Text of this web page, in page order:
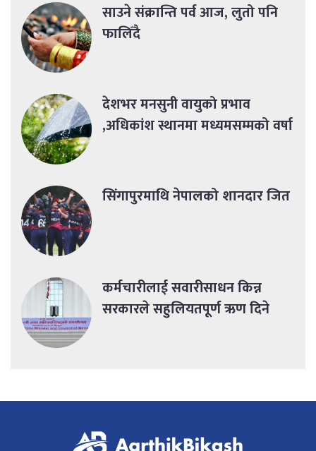
साउने संक्रान्ति पर्व आज, लुतो पनि
फालिँदै
देशभर मनसुनी वायुको प्रभाव
,अधिकांश स्थानमा मध्यमसम्मको वर्षा
सिंगापुरमाथि नेपालको शानदार जित
कर्मचारीलाई सवारीसाधन किन्न
सरकारले सहुलियतपूर्ण ऋण दिने